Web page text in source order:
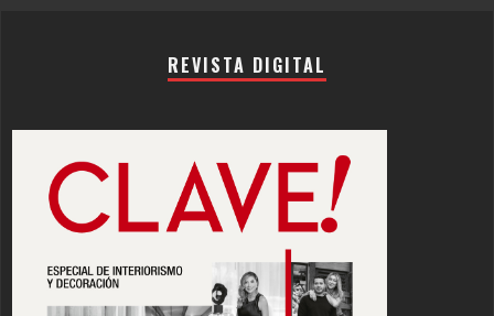
REVISTA DIGITAL